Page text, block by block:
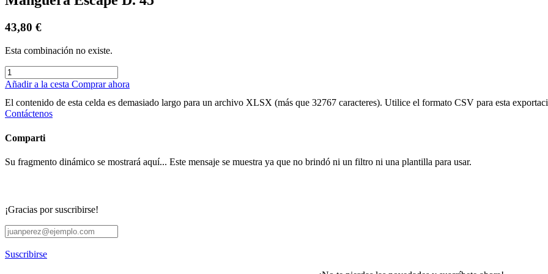
43,80 €
Esta combinación no existe.
Añadir a la cesta Comprar ahora
El contenido de esta celda es demasiado largo para un archivo XLSX (más que 32767 caracteres). Utilice el formato CSV para esta
Contáctenos
Comparti
Su fragmento dinámico se mostrará aquí... Este mensaje se muestra ya que no brindó ni un filtro ni una plantilla para usar.
¡Gracias por suscribirse!
Suscribirse